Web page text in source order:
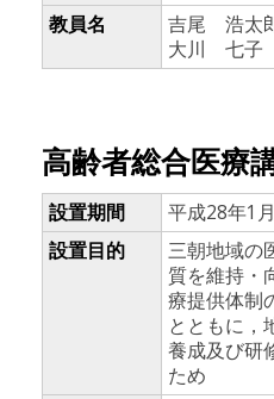
教員名
吉尾 浩太
大川 七子
高齢者総合医療
設置期間
平成28年1
設置目的
三朝地域の
質を維持・
療提供体制
とともに，
養成及び研
ため